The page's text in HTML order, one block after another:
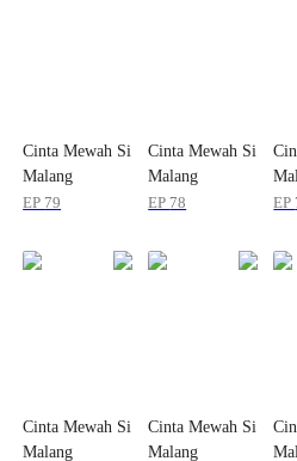
Cinta Mewah Si
Malang
EP 79
Cinta Mewah Si
Malang
EP 78 EP
Cinta Mewah Si
Malang
Cinta Mewah Si
Malang